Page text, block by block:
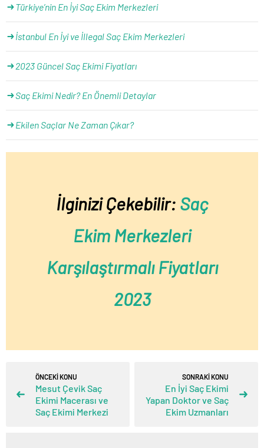
Türkiye’nin En İyi Saç Ekim Merkezleri
İstanbul En İyi ve İllegal Saç Ekim Merkezleri
2023 Güncel Saç Ekimi Fiyatları
Saç Ekimi Nedir? En Önemli Detaylar
Ekilen Saçlar Ne Zaman Çıkar?
İlginizi Çekebilir: Saç
Ekim Merkezleri
Karşılaştırmalı Fiyatları
2023
ÖNCEKİ KONU
Mesut Çevik Saç
Ekimi Macerası ve
Saç Ekimi Merkezi
SONRAKİ KONU
En İyi Saç Ekimi
Yapan Doktor ve Saç
Ekim Uzmanları